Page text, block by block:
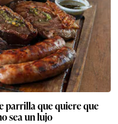
parrilla que quiere que
sea un lujo